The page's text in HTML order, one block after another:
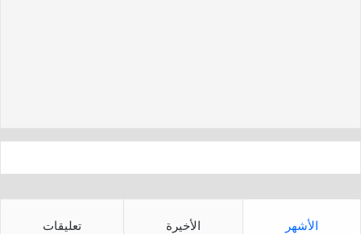
p
الأشهر الأخيرة تعليقات